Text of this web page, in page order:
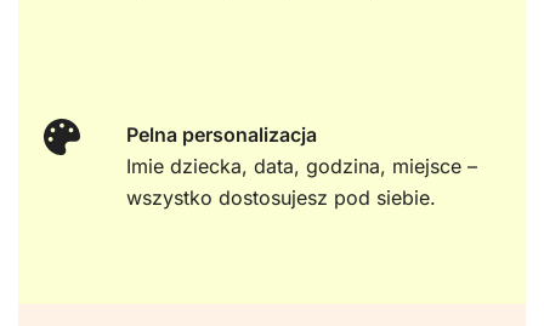
Pelna personalizacja
Imie dziecka, data, godzina, miejsce –
wszystko dostosujesz pod siebie.